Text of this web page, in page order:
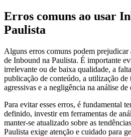
Erros comuns ao usar
Paulista
Alguns erros comuns podem prejudicar
de Inbound na Paulista. É importante
irrelevante ou de baixa qualidade, a
publicação de conteúdo, a utilização de
agressivas e a negligência na análise de
Para evitar esses erros, é fundamental
definido, investir em ferramentas de
manter-se atualizado sobre as
Paulista exige atenção e cuidado para